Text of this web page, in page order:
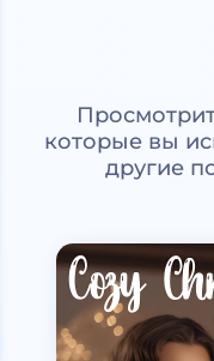
которые вы
другие